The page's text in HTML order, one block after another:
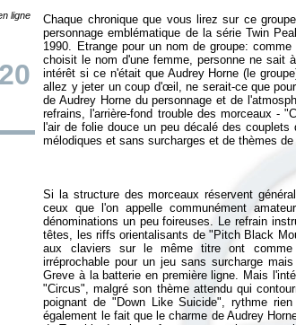
ligne
Chaque chronique que vous lirez sur ce
personnage emblématique de la série Twin
1990. Etrange pour un nom de groupe:
choisit le nom d'une femme, personne ne sait
intérêt si ce n'était que Audrey Horne (le
allez y jeter un coup d'œil, ne serait-ce que
de Audrey Horne du personnage et de
refrains, l'arrière-fond trouble des morceaux -
l'air de folie douce un peu décalé des
Si la structure des morceaux réservent
ceux que l'on appelle communément
dénominations un peu foireuses. Le refrain
têtes, les riffs orientalisants de "Pitch Black
aux claviers sur le même titre ont comme
irréprochable pour un jeu sans surcharge
Greve à la batterie en première ligne. Mais
"Circus", malgré son thème attendu qui
poignant de "Down Like Suicide", rythme
également le fait que le charme de Audrey